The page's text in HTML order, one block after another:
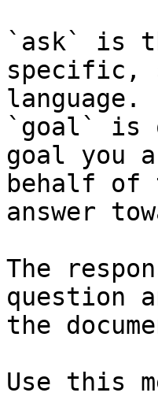
`ask` is
specific,
language.
`goal` is
goal you
behalf of
answer
The
question
the
Use this